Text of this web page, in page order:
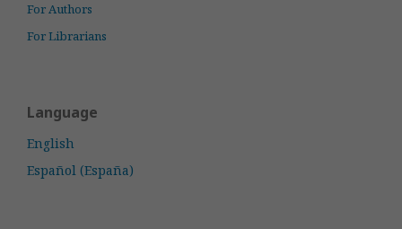
For Authors
For Librarians
Language
English
Español (España)